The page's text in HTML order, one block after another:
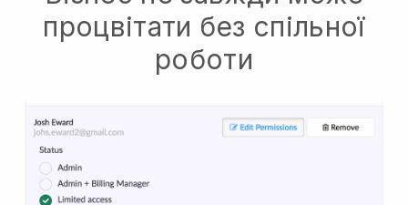
процвітати без спільної
роботи